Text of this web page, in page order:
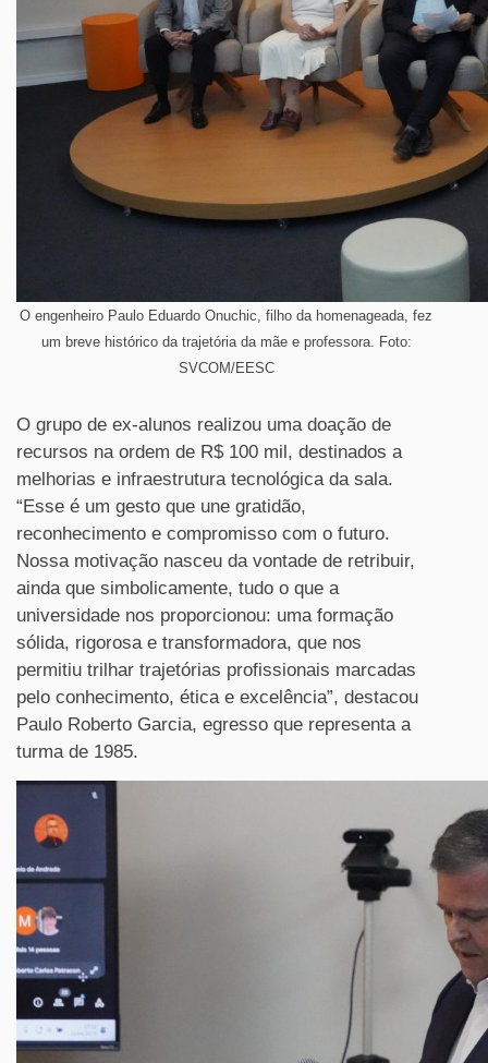
O engenheiro Paulo Eduardo Onuchic, filho da homenageada, fez
um breve histórico da trajetória da mãe e professora. Foto:
SVCOM/EESC
O grupo de ex-alunos realizou uma doação de
recursos na ordem de R$ 100 mil, destinados a
melhorias e infraestrutura tecnológica da sala.
“Esse é um gesto que une gratidão,
reconhecimento e compromisso com o futuro.
Nossa motivação nasceu da vontade de retribuir,
ainda que simbolicamente, tudo o que a
universidade nos proporcionou: uma formação
sólida, rigorosa e transformadora, que nos
permitiu trilhar trajetórias profissionais marcadas
pelo conhecimento, ética e excelência”, destacou
Paulo Roberto Garcia, egresso que representa a
turma de 1985.